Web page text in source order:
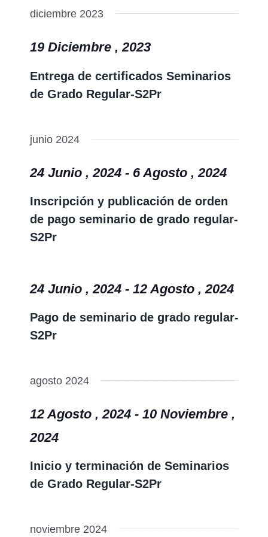
diciembre 2023
Entrega de certificados Seminarios
de Grado Regular-S2Pr
19 Diciembre , 2023
junio 2024
Inscripción y publicación de orden
de pago seminario de grado regular-
S2Pr
24 Junio , 2024- 6 Agosto , 2024
Pago de seminario de grado regular-
S2Pr
24 Junio , 2024- 12 Agosto , 2024
agosto 2024
Inicio y terminación de Seminarios
de Grado Regular-S2Pr
12 Agosto , 2024- 10 Noviembre ,
2024
noviembre 2024